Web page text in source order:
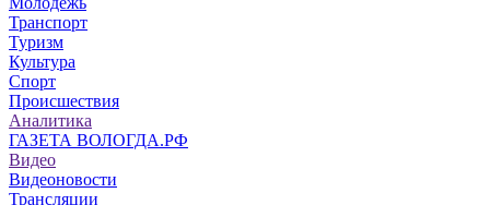
Транспорт
Туризм
Культура
Спорт
Происшествия
Аналитика
ГАЗЕТА ВОЛОГДА.РФ
Видео
Видеоновости
Трансляции